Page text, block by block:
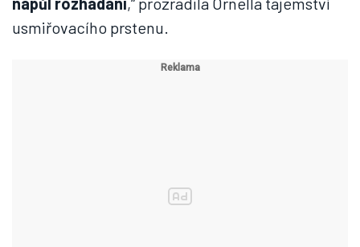
usmiřovacího prstenu.